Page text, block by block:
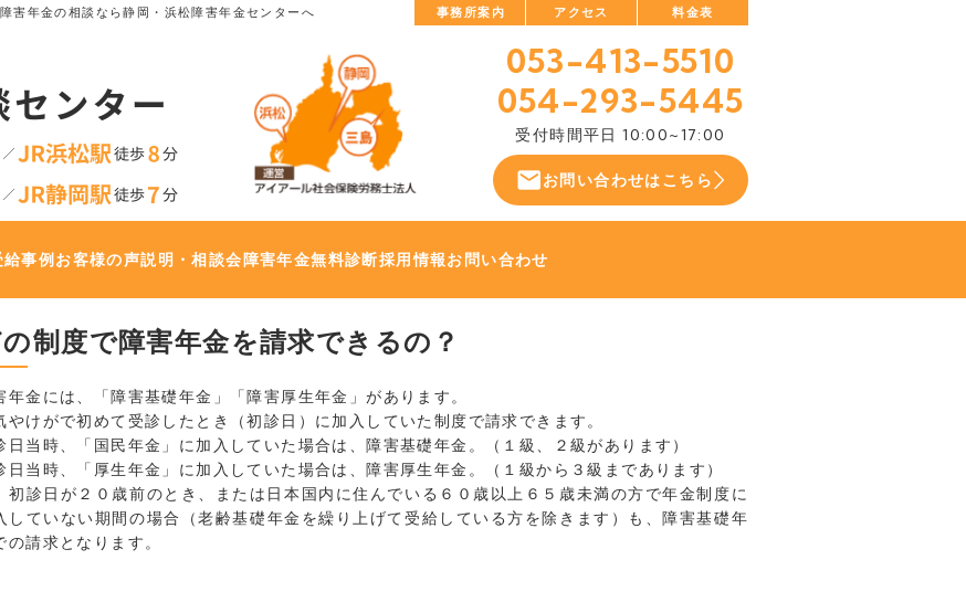
障害年金の相談なら静岡・浜松障害年金センターへ 事務所案内 アクセス 料金表
053-413-5510
054-293-5445
受付時間平日 10:00~17:00
お問い合わせはこちら
給事例お客様の声説明・相談会障害年金無料診断採用情報お問い合わせ
制度で障害年金を請求できるの？
年金には、「障害基礎年金」「障害厚生年金」があります。
やけがで初めて受診したとき（初診日）に加入していた制度で請求できます。
日当時、「国民年金」に加入していた場合は、障害基礎年金。（１級、２級があります）
日当時、「厚生年金」に加入していた場合は、障害厚生年金。（１級から３級まであります）
初診日が２０歳前のとき、または日本国内に住んでいる６０歳以上６５歳未満の方で年金制度に
していない期間の場合（老齢基礎年金を繰り上げて受給している方を除きます）も、障害基礎年
の請求となります。